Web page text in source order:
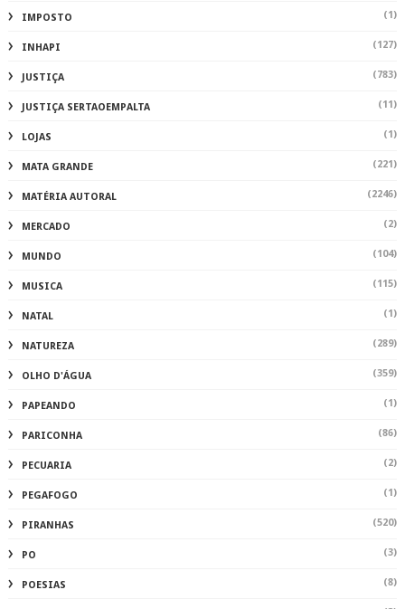
IMPOSTO (1)
INHAPI (127)
JUSTIÇA (783)
JUSTIÇA SERTAOEMPALTA (11)
LOJAS (1)
MATA GRANDE (221)
MATÉRIA AUTORAL (2246)
MERCADO (2)
MUNDO (104)
MUSICA (115)
NATAL (1)
NATUREZA (289)
OLHO D'ÁGUA (359)
PAPEANDO (1)
PARICONHA (86)
PECUARIA (2)
PEGAFOGO (1)
PIRANHAS (520)
PO (3)
POESIAS (8)